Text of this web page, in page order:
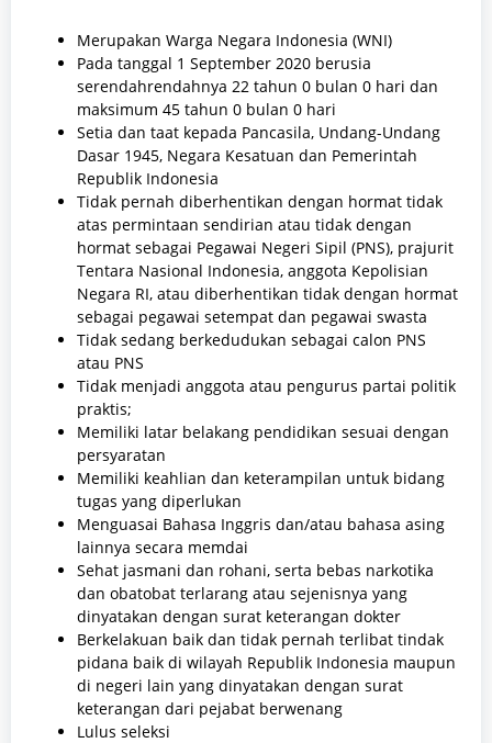
Merupakan Warga Negara Indonesia (WNI)
Pada tanggal 1 September 2020 berusia
serendahrendahnya 22 tahun 0 bulan 0 hari dan
maksimum 45 tahun 0 bulan 0 hari
Setia dan taat kepada Pancasila, Undang-Undang
Dasar 1945, Negara Kesatuan dan Pemerintah
Republik Indonesia
Tidak pernah diberhentikan dengan hormat tidak
atas permintaan sendirian atau tidak dengan
hormat sebagai Pegawai Negeri Sipil (PNS), prajurit
Tentara Nasional Indonesia, anggota Kepolisian
Negara RI, atau diberhentikan tidak dengan hormat
sebagai pegawai setempat dan pegawai swasta
Tidak sedang berkedudukan sebagai calon PNS
atau PNS
Tidak menjadi anggota atau pengurus partai politik
praktis;
Memiliki latar belakang pendidikan sesuai dengan
persyaratan
Memiliki keahlian dan keterampilan untuk bidang
tugas yang diperlukan
Menguasai Bahasa Inggris dan/atau bahasa asing
lainnya secara memdai
Sehat jasmani dan rohani, serta bebas narkotika
dan obatobat terlarang atau sejenisnya yang
dinyatakan dengan surat keterangan dokter
Berkelakuan baik dan tidak pernah terlibat tindak
pidana baik di wilayah Republik Indonesia maupun
di negeri lain yang dinyatakan dengan surat
keterangan dari pejabat berwenang
Lulus seleksi